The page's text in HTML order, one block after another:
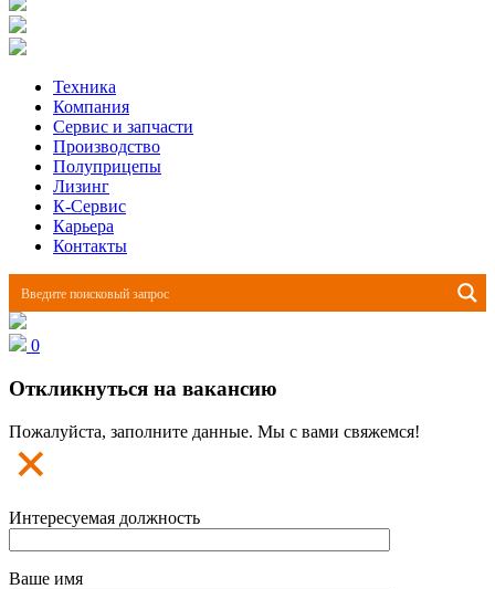
Техника
Компания
Сервис и запчасти
Производство
Полуприцепы
Лизинг
К-Сервис
Карьера
Контакты
0
Откликнуться на вакансию
Пожалуйста, заполните данные. Мы с вами свяжемся!
Интересуемая должность
Ваше имя